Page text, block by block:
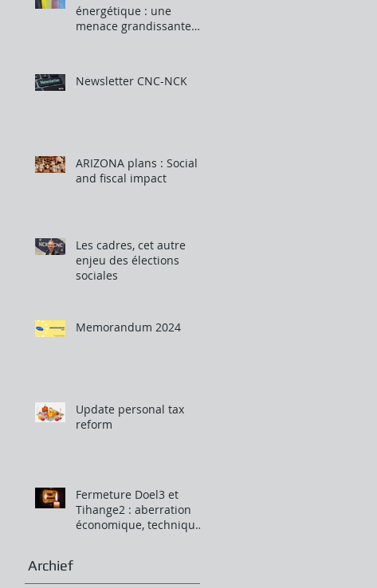
énergétique : une
menace grandissante
Newsletter CNC-NCK
ARIZONA plans : Social
and fiscal impact
Les cadres, cet autre
enjeu des élections
sociales
Memorandum 2024
Update personal tax
reform
Fermeture Doel3 et
Tihange2 : aberration
économique, technique
Archief